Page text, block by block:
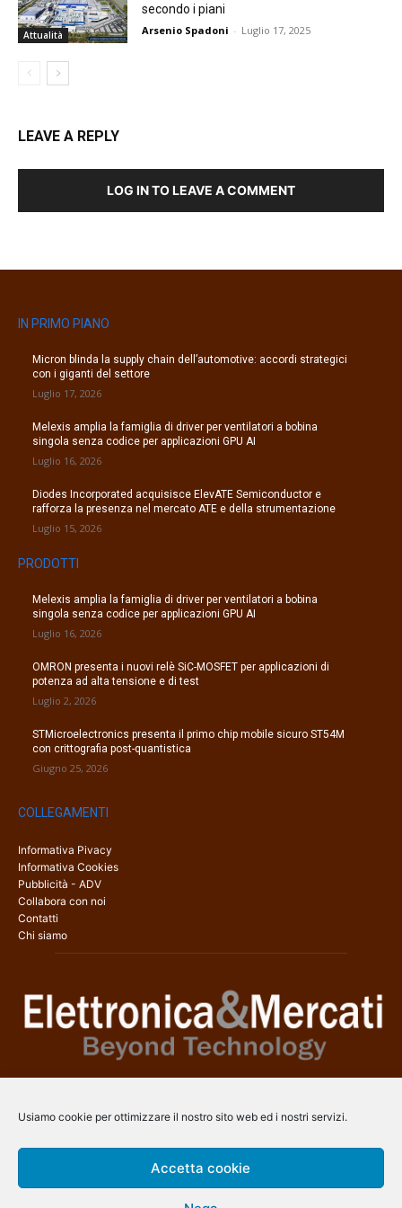
Usiamo cookie per ottimizzare il nostro sito web ed i nostri servizi.
Accetta cookie
Attualità
secondo i piani
Arsenio Spadoni - Luglio 17, 2025
LEAVE A REPLY
LOG IN TO LEAVE A COMMENT
IN PRIMO PIANO
Micron blinda la supply chain dell’automotive: accordi strategici
con i giganti del settore
Luglio 17, 2026
Melexis amplia la famiglia di driver per ventilatori a bobina
singola senza codice per applicazioni GPU AI
Luglio 16, 2026
Diodes Incorporated acquisisce ElevATE Semiconductor e
rafforza la presenza nel mercato ATE e della strumentazione
Luglio 15, 2026
PRODOTTI
Melexis amplia la famiglia di driver per ventilatori a bobina
singola senza codice per applicazioni GPU AI
Luglio 16, 2026
OMRON presenta i nuovi relè SiC-MOSFET per applicazioni di
potenza ad alta tensione e di test
Luglio 2, 2026
STMicroelectronics presenta il primo chip mobile sicuro ST54M
con crittografia post-quantistica
Giugno 25, 2026
COLLEGAMENTI
Informativa Pivacy
Informativa Cookies
Pubblicità - ADV
Collabora con noi
Contatti
Chi siamo
una copertura a 360° che coinvolge tecnologie, prodotti, mercati e
info@arscommunication.it